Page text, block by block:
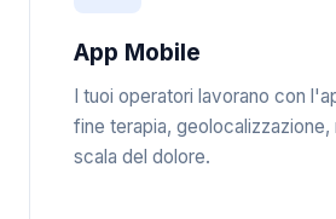
App Mobile
I tuoi operatori lavorano con
fine terapia,
scala del dolore.